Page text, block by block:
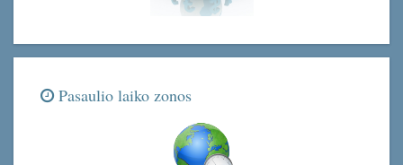
Pasaulio laiko zonos